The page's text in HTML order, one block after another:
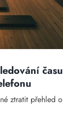
času
ztratit přehled o